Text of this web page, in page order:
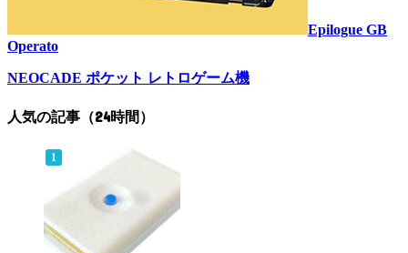
Epilogue GB
Operato
NEOCADE ポケット レトロゲーム機
人気の記事（24時間）